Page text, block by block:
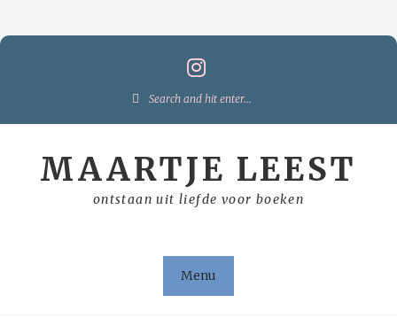
Search
MAARTJE LEEST
ontstaan uit liefde voor boeken
Menu